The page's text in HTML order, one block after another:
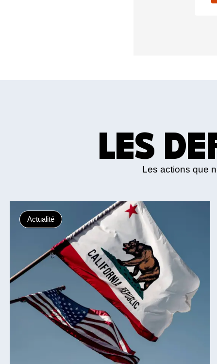
LES
Les actions que
Actualité